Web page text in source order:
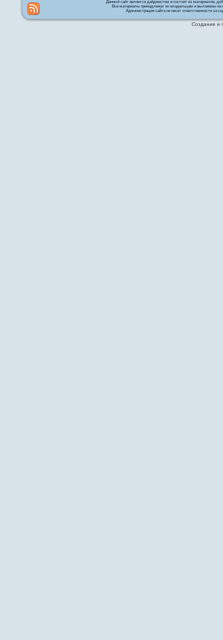
Данный сайт является дайджестом и состоит из материалов,
Все материалы принадлежат их владельцам и выложены на
Администрация сайта не несет ответственности за
Создание и